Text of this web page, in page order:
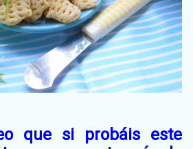
que si probáis este